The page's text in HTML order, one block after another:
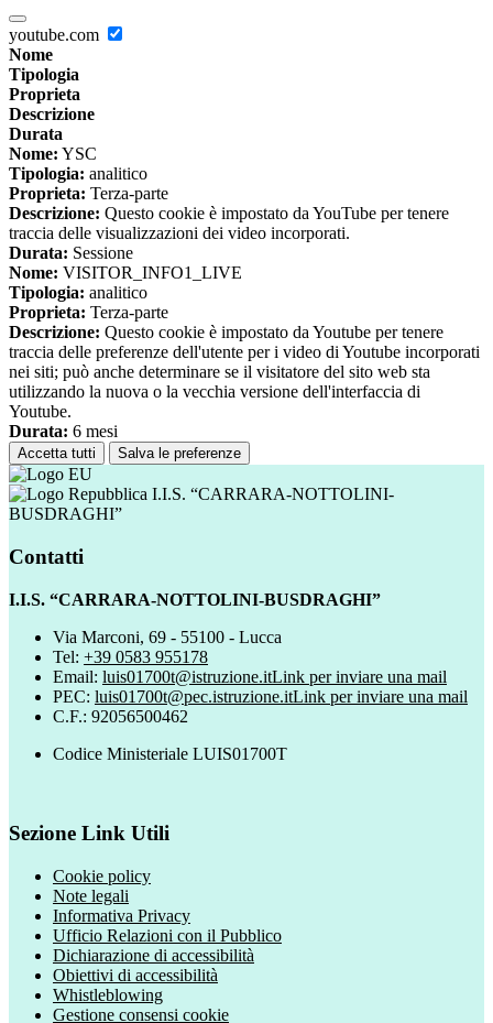
youtube.com
Nome
Tipologia
Proprieta
Descrizione
Durata
Nome: YSC
Tipologia: analitico
Proprieta: Terza-parte
Descrizione: Questo cookie è impostato da YouTube per tenere
traccia delle visualizzazioni dei video incorporati.
Durata: Sessione
Nome: VISITOR_INFO1_LIVE
Tipologia: analitico
Proprieta: Terza-parte
Descrizione: Questo cookie è impostato da Youtube per tenere
traccia delle preferenze dell'utente per i video di Youtube incorporati
nei siti; può anche determinare se il visitatore del sito web sta
utilizzando la nuova o la vecchia versione dell'interfaccia di
Youtube.
Durata: 6 mesi
Accetta tutti Salva le preferenze
I.I.S. “CARRARA-NOTTOLINI-
BUSDRAGHI”
Contatti
I.I.S. “CARRARA-NOTTOLINI-BUSDRAGHI”
Via Marconi, 69 - 55100 - Lucca
Tel: +39 0583 955178
Email: luis01700t@istruzione.itLink per inviare una mail
PEC: luis01700t@pec.istruzione.itLink per inviare una mail
C.F.: 92056500462
Codice Ministeriale LUIS01700T
Sezione Link Utili
Cookie policy
Note legali
Informativa Privacy
Ufficio Relazioni con il Pubblico
Dichiarazione di accessibilità
Obiettivi di accessibilità
Whistleblowing
Gestione consensi cookie